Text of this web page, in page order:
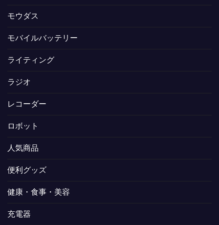
モウダス
モバイルバッテリー
ライティング
ラジオ
レコーダー
ロボット
人気商品
便利グッズ
健康・食事・美容
充電器